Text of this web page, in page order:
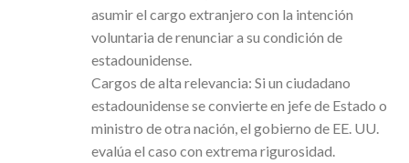
asumir el cargo extranjero con la intención
voluntaria de renunciar a su condición de
estadounidense.
Cargos de alta relevancia: Si un ciudadano
estadounidense se convierte en jefe de Estado o
ministro de otra nación, el gobierno de EE. UU.
evalúa el caso con extrema rigurosidad.